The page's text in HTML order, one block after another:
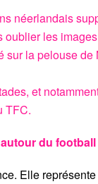
néerlandais
les
sur la pelouse
et
TFC.
du
Elle